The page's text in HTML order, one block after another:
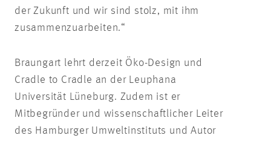
der Zukunft und wir sind stolz, mit ihm
zusammenzuarbeiten.“
Braungart lehrt derzeit Öko-Design und
Cradle to Cradle an der Leuphana
Universität Lüneburg. Zudem ist er
Mitbegründer und wissenschaftlicher Leiter
des Hamburger Umweltinstituts und Autor